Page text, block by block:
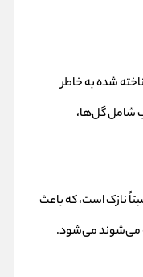
شده به خاطر
شامل گل‌ها،
نازک است، که باعث
می‌شوند می‌شود.